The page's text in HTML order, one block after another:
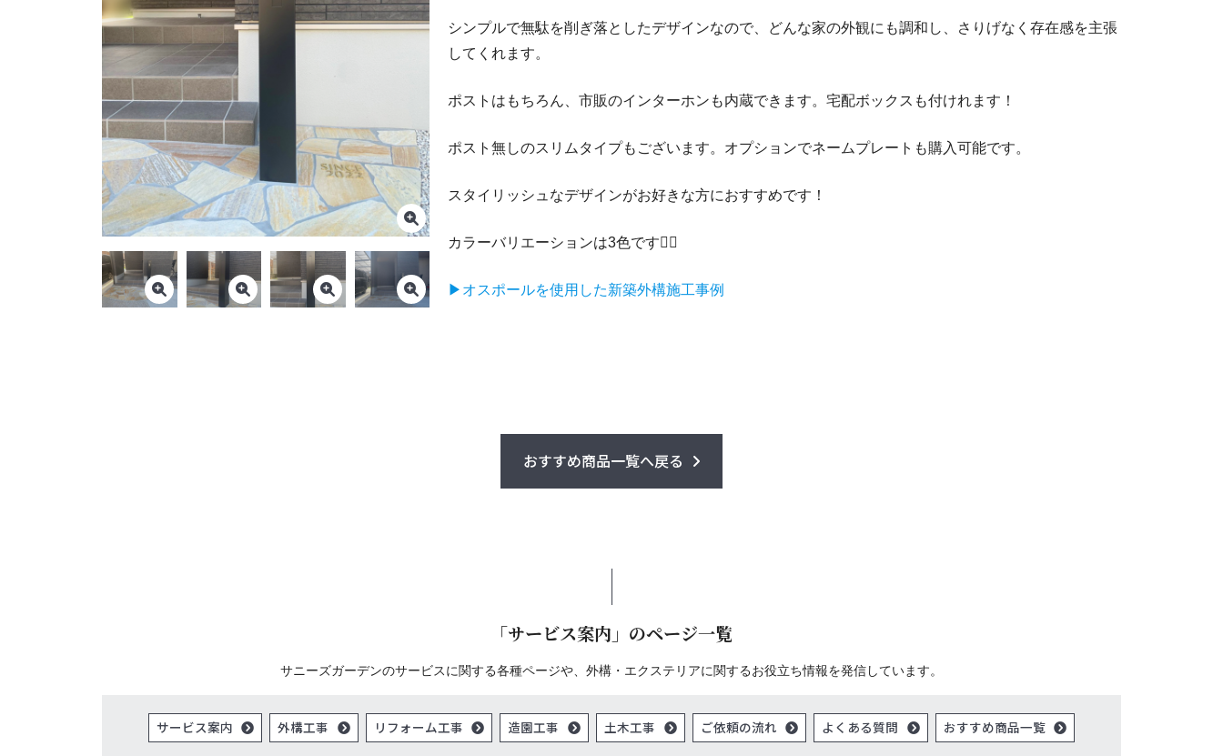
シンプルで無駄を削ぎ落としたデザインなので、どんな家の外観にも調和し、さりげなく存在感を主張
してくれます。
ポストはもちろん、市販のインターホンも内蔵できます。宅配ボックスも付けれます！
ポスト無しのスリムタイプもございます。オプションでネームプレートも購入可能です。
スタイリッシュなデザインがお好きな方におすすめです！
カラーバリエーションは3色です💁‍♀️
▶オスポールを使用した新築外構施工事例
おすすめ商品一覧へ戻る
「サービス案内」のページ一覧
サニーズガーデンのサービスに関する各種ページや、外構・エクステリアに関するお役立ち情報を発信しています。
サービス案内 外構工事 リフォーム工事 造園工事 土木工事 ご依頼の流れ よくある質問 おすすめ商品一覧